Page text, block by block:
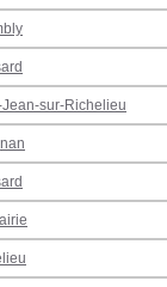
sur-Richelieu